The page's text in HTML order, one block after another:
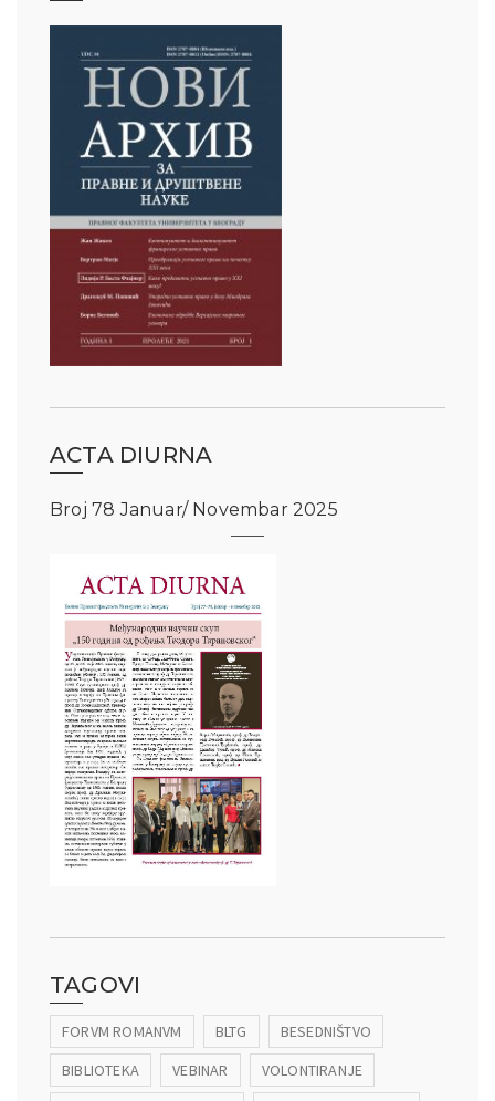
ACTA DIURNA
Broj 78 Januar/ Novembar 2025
TAGOVI
FORVM ROMANVM BLTG
BESEDNIŠTVO
BIBLIOTEKA
VEBINAR
VOLONTIRANJE